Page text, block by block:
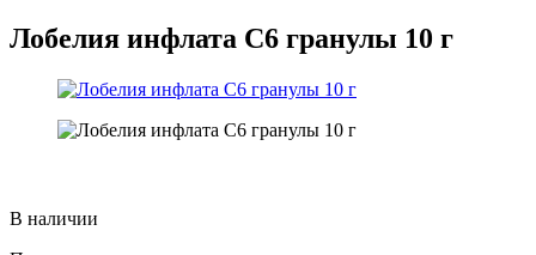
Лобелия инфлата С6 гранулы 10 г
В наличии